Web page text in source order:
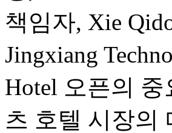
책임자, Xie
Jingxiang
Hotel 오픈의
츠 호텔 시장의